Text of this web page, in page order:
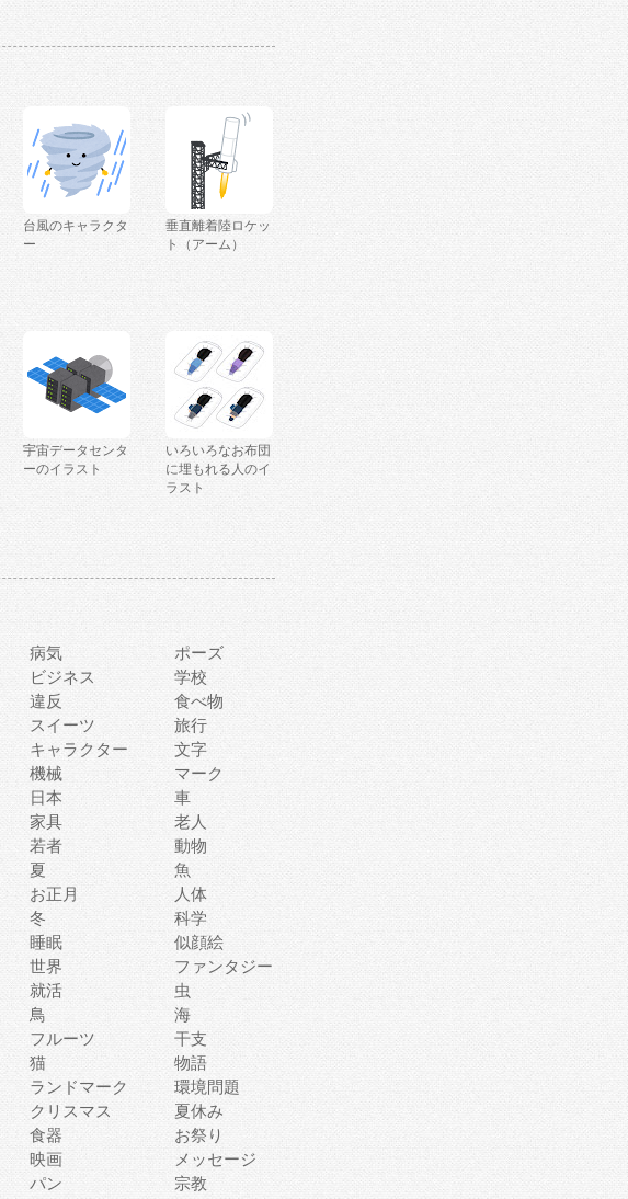
台風のキャラクタ
ー
垂直離着陸ロケッ
ト（アーム）
宇宙データセンタ
ーのイラスト
いろいろなお布団
に埋もれる人のイ
ラスト
病気
ポーズ
ビジネス
学校
違反
食べ物
スイーツ
旅行
キャラクター
文字
機械
マーク
日本
車
家具
老人
若者
動物
夏
魚
お正月
人体
冬
科学
睡眠
似顔絵
世界
ファンタジー
就活
虫
鳥
海
フルーツ
干支
猫
物語
ランドマーク
環境問題
クリスマス
夏休み
食器
お祭り
映画
メッセージ
パン
宗教